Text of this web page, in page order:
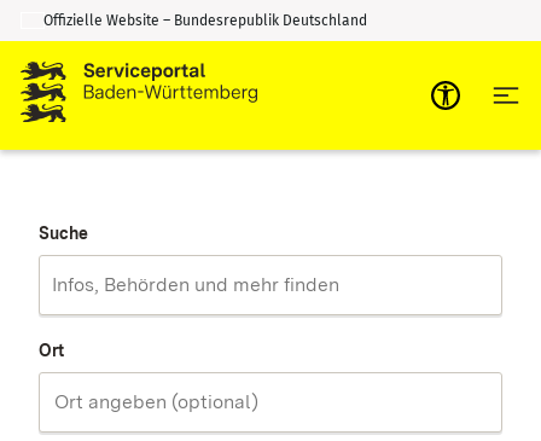
Zum Inhalt springen
Zur Suche springen
Offizielle Website – Bundesrepublik Deutschland
Suche
Ort